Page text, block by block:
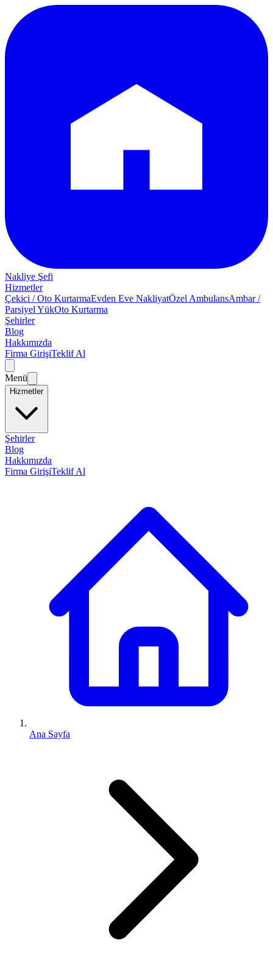
Nakliye Şefi
Hizmetler
Çekici / Oto KurtarmaEvden Eve NakliyatÖzel AmbulansAmbar /
Parsiyel YükOto Kurtarma
Şehirler
Blog
Hakkımızda
Firma GirişiTeklif Al
Menü
Hizmetler
Şehirler
Blog
Hakkımızda
Firma GirişiTeklif Al
Ana Sayfa